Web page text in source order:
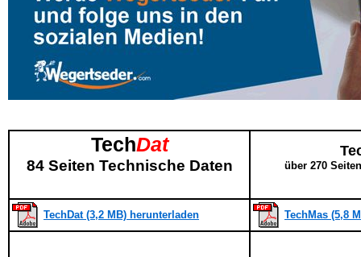
TechDat
84 Seiten Technische Daten über 270
TechDat (3,2 MB) herunterladen TechMas (5,8